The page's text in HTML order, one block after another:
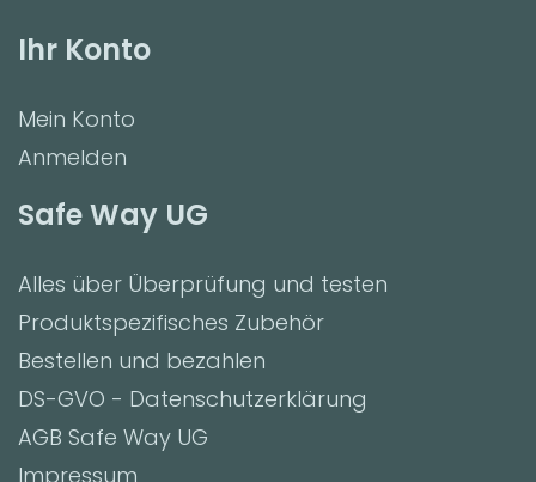
Safe Way UG
Alles über Überprüfung und testen
Produktspezifisches Zubehör
Bestellen und bezahlen
DS-GVO - Datenschutzerklärung
AGB Safe Way UG
Impressum
Ihr Konto
Mein Konto
Anmelden